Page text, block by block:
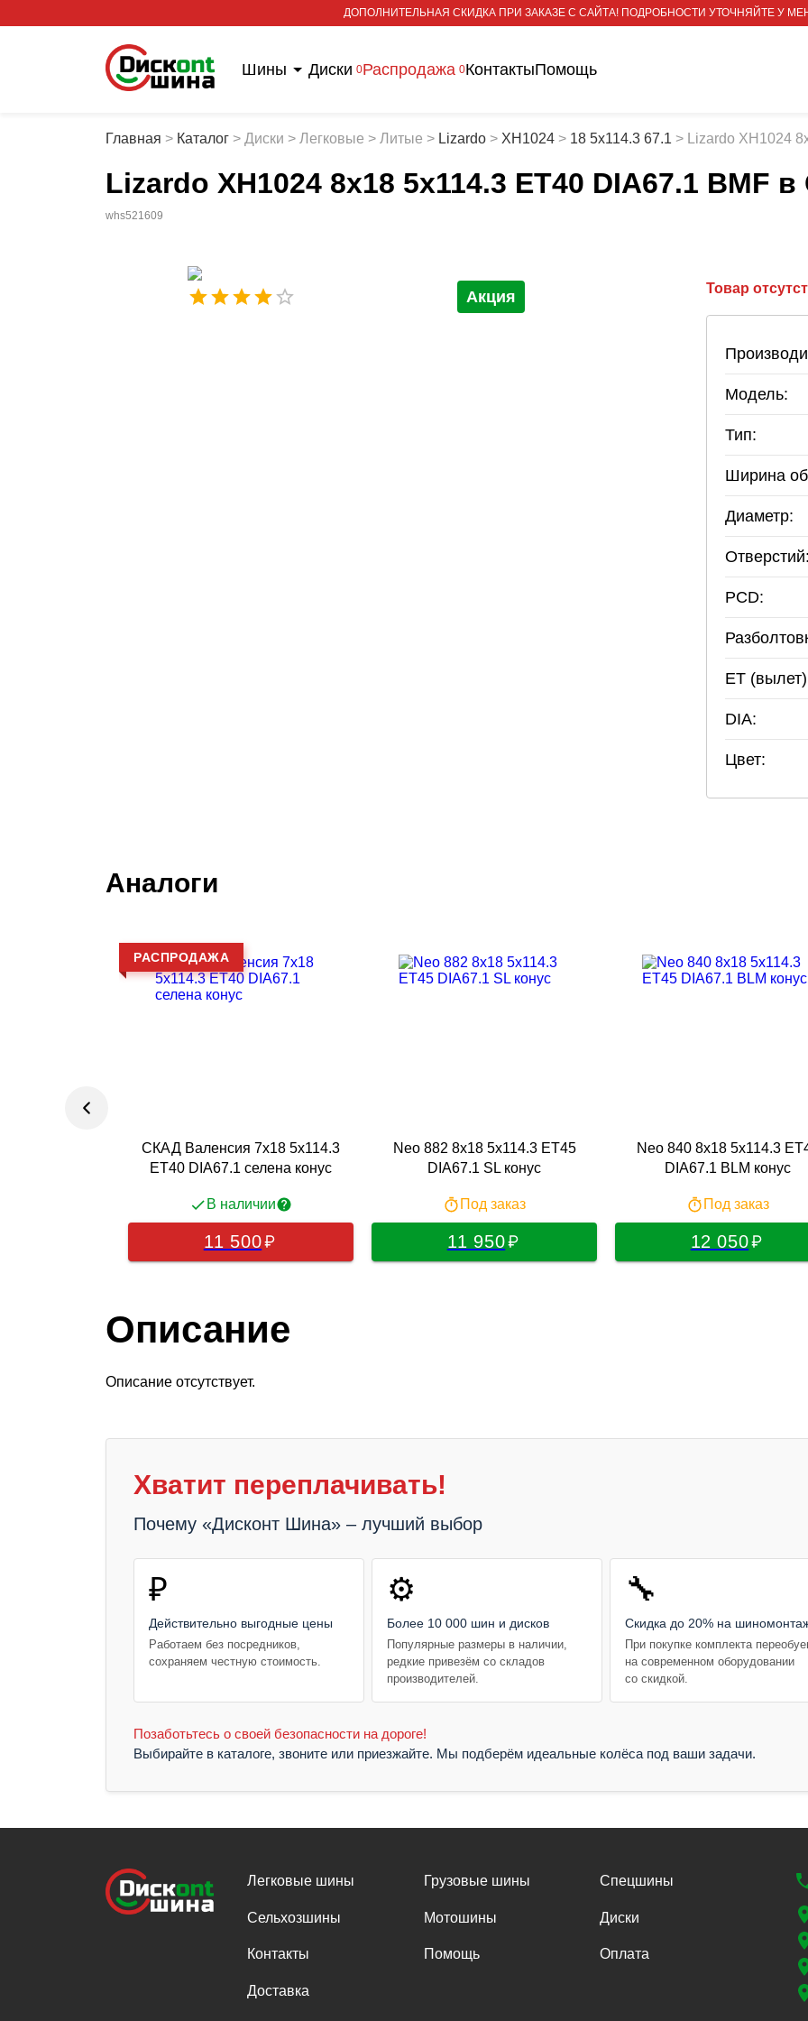
ДОПОЛНИТЕЛЬНАЯ СКИДКА ПРИ ЗАКАЗЕ С САЙТА! ПОДРОБНОСТИ УТОЧНЯЙТЕ У
Шины Диски 0Распродажа 0КонтактыПомощь
Главная > Каталог > Диски > Легковые > Литые > Lizardo > XH1024 > 18 5x114.3 67.1 > Lizardo XH1024
Lizardo XH1024 8x18 5x114.3 ET40 DIA67.1 BMF в
whs521609
Акция Товар
Модель:
Тип:
Ширина
Диаметр:
Отверстий:
PCD:
ET
DIA:
Цвет:
Аналоги
РАСПРОДАЖА
СКАД Валенсия 7x18 5x114.3
ET40 DIA67.1 селена конус
В наличии
11 500
Neo 882 8x18 5x114.3 ET45
DIA67.1 SL конус
Под заказ
11 950
Neo 840 8x18 5x114.3
DIA67.1 BLM конус
Под заказ
12 050
Описание
Описание отсутствует.
Хватит переплачивать!
Почему «Дисконт Шина» – лучший выбор
₽
Действительно выгодные цены
Работаем без посредников,
сохраняем честную стоимость.
⚙️
Более 10 000 шин и дисков
Популярные размеры в наличии,
редкие привезём со складов
производителей.
🔧
Скидка до 20% на
При покупке комплекта
на современном оборудовании
со скидкой.
Позаботьтесь о своей безопасности на дороге!
Выбирайте в каталоге, звоните или приезжайте. Мы подберём идеальные колёса под ваши задачи.
Легковые шины Грузовые шины Спецшины
Сельхозшины Мотошины Диски
Контакты Помощь Оплата
Доставка